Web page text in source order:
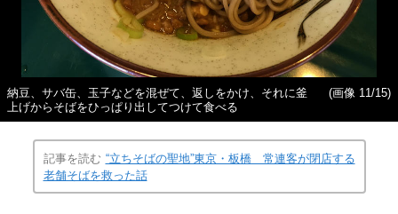
納豆、サバ缶、玉子などを混ぜて、返しをかけ、それに釜
上げからそばをひっぱり出してつけて食べる
(画像 11/15)
記事を読む “立ちそばの聖地”東京・板橋 常連客が閉店する
老舗そばを救った話